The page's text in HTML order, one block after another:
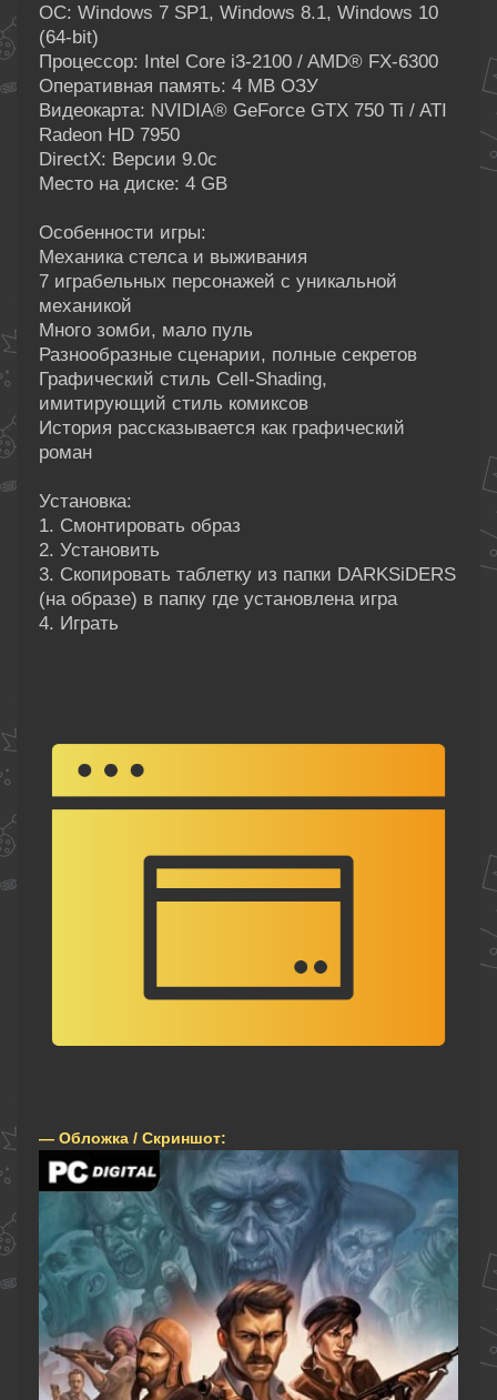
ОС: Windows 7 SP1, Windows 8.1, Windows 10
(64-bit)
Процессор: Intel Core i3-2100 / AMD® FX-6300
Оперативная память: 4 MB ОЗУ
Видеокарта: NVIDIA® GeForce GTX 750 Ti / ATI
Radeon HD 7950
DirectX: Версии 9.0c
Место на диске: 4 GB
Особенности игры:
Механика стелса и выживания
7 играбельных персонажей с уникальной
механикой
Много зомби, мало пуль
Разнообразные сценарии, полные секретов
Графический стиль Cell-Shading,
имитирующий стиль комиксов
История рассказывается как графический
роман
Установка:
1. Смонтировать образ
2. Установить
3. Скопировать таблетку из папки DARKSiDERS
(на образе) в папку где установлена игра
4. Играть
— Обложка / Скриншот: